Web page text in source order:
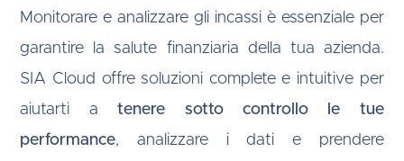
Monitorare e analizzare gli incassi è essenziale per
garantire la salute finanziaria della tua azienda.
SIA Cloud offre soluzioni complete e intuitive per
aiutarti atenere sotto controllo le tue
performance, analizzare i dati e prendere